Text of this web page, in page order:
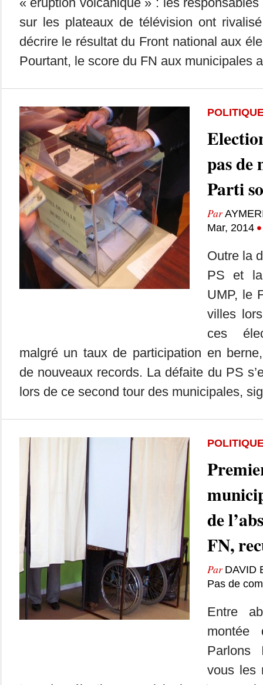
sur les plateaux de télévision ont rivalisé
décrire le résultat du Front national aux
Pourtant, le score du FN aux municipales
pas de
Parti
Par
Mar, 2014 •
Outre la
PS et
UMP, le
villes
ces
malgré un taux de participation en
de nouveaux records. La défaite du PS
lors de ce second tour des municipales,
de
FN,
Par DAVID
Pas de
Entre
montée
Parlons
vous les